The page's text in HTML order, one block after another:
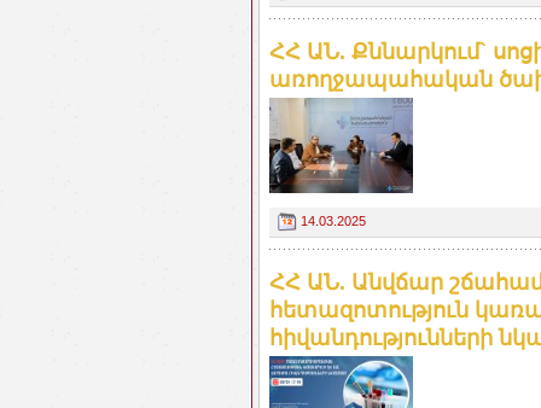
ՀՀ ԱՆ. Քննարկում`
առողջապահական
14.03.2025
ՀՀ ԱՆ. Անվճար
հետազոտություն
հիվանդությունների